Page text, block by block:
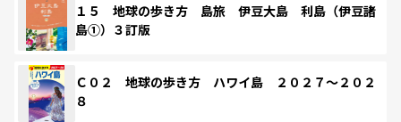
１５ 地球の歩き方 島旅 伊豆大島 利島（伊豆諸
島①）３訂版
Ｃ０２ 地球の歩き方 ハワイ島 ２０２７～２０２
８